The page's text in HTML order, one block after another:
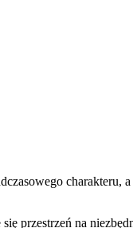
charakteru,
przestrzeń na